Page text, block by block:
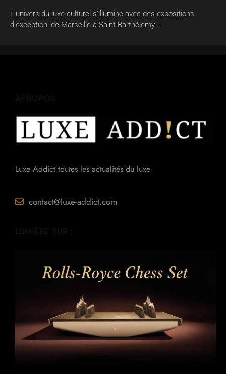
L’univers du luxe culturel s’illumine avec des expositions
d’exception, de Marseille à Saint-Barthélemy….
Luxe Addict toutes les actualités du luxe
contact@luxe-addict.com